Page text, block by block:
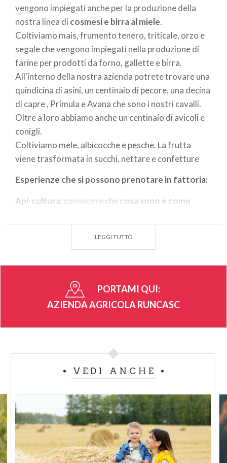
vengono impiegati anche per la produzione della
nostra linea di cosmesi e birra al miele.
Coltiviamo mais, frumento tenero, triticale, orzo e
segale che vengono impiegati nella produzione di
farine per prodotti da forno, gallette e birra.
All'interno della nostra azienda potrete trovare una
quindicina di asini, un centinaio di pecore, una decina
di capre , Primula e Avana che sono i nostri cavalli.
Oltre a loro abbiamo anche un centinaio di avicoli e
conigli.
Coltiviamo mele, albicocche e pesche. La frutta
viene trasformata in succhi, nettare e confetture
Esperienze che si possono prenotare in fattoria:
Api-cultura: conoscere che cosa sono e come
modo adeguato con le apposite tute e maschere) ed
di vari tipologie di
vedere lo sviluppo e il lavoro delle api attraverso
arnia didatticae avranno la possibilità di creare
una candela con pura cera d'ape, da conservare
come ricordo di questa esperienza.Disponibile da
raduno delle pecorenella bellezza naturale
delle montagne, esplorando i boschi e godendo la
Si percorrerà attraverso deisentieriun dislivello di
circa 300m, tra vecchi muretti a secco utilizzati per
la coltivazione di cereali e scorci di natura davvero
incontaminata. Ci saranno nozioni riguardo alla
LEGGI TUTTO
PORTAMI QUI:
AZIENDA AGRICOLA RUNCASC
VEDI ANCHE